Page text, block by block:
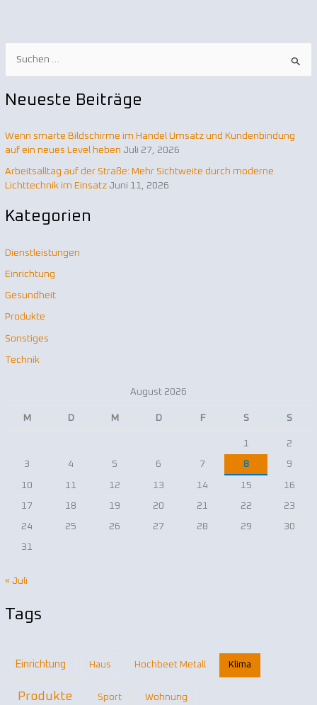
c
e
n
c
:
Neueste Beiträge
Wenn smarte Bildschirme im Handel Umsatz und Kundenbindung
auf ein neues Level heben Juli 27, 2026
Arbeitsalltag auf der Straße: Mehr Sichtweite durch moderne
Lichttechnik im Einsatz Juni 11, 2026
Kategorien
Dienstleistungen
Einrichtung
Gesundheit
Produkte
Sonstiges
Technik
August 2026
M D M D F S S
1 2
3 4 5 6 7 8 9
10 11 12 13 14 15 16
17 18 19 20 21 22 23
24 25 26 27 28 29 30
31
« Juli
Tags
Einrichtung Haus Hochbeet Metall Klima
Produkte Sport Wohnung